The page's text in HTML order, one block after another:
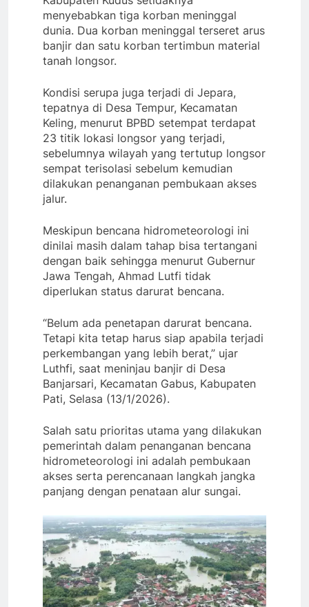
menyebabkan tiga korban meninggal
dunia. Dua korban meninggal terseret arus
banjir dan satu korban tertimbun material
tanah longsor.
Kondisi serupa juga terjadi di Jepara,
tepatnya di Desa Tempur, Kecamatan
Keling, menurut BPBD setempat terdapat
23 titik lokasi longsor yang terjadi,
sebelumnya wilayah yang tertutup longsor
sempat terisolasi sebelum kemudian
dilakukan penanganan pembukaan akses
jalur.
Meskipun bencana hidrometeorologi ini
dinilai masih dalam tahap bisa tertangani
dengan baik sehingga menurut Gubernur
Jawa Tengah, Ahmad Lutfi tidak
diperlukan status darurat bencana.
“Belum ada penetapan darurat bencana.
Tetapi kita tetap harus siap apabila terjadi
perkembangan yang lebih berat,” ujar
Luthfi, saat meninjau banjir di Desa
Banjarsari, Kecamatan Gabus, Kabupaten
Pati, Selasa (13/1/2026).
Salah satu prioritas utama yang dilakukan
pemerintah dalam penanganan bencana
hidrometeorologi ini adalah pembukaan
akses serta perencanaan langkah jangka
panjang dengan penataan alur sungai.